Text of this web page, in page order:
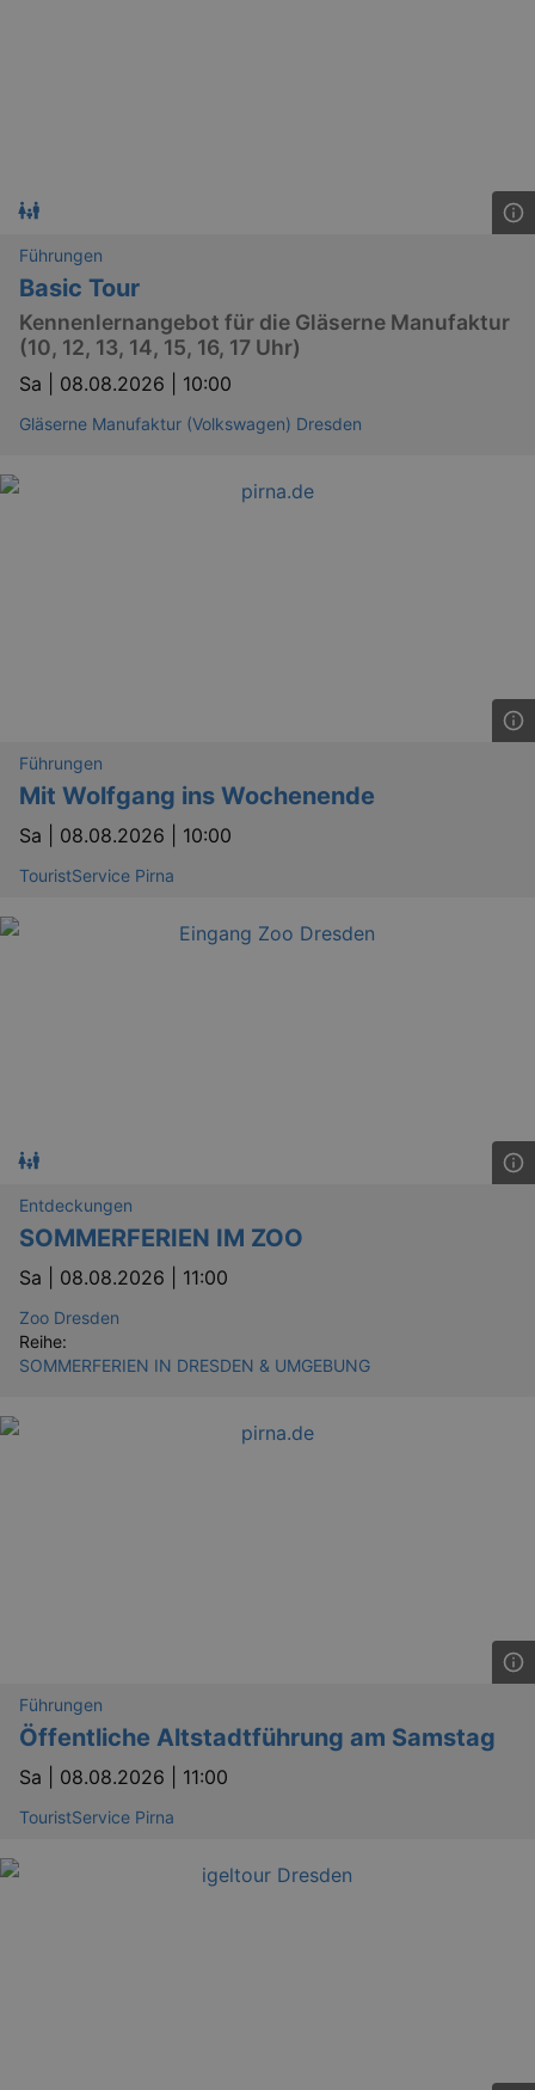
Führungen
Basic Tour
Kennenlernangebot für die Gläserne Manufaktur
(10, 12, 13, 14, 15, 16, 17 Uhr)
Sa | 08.08.2026 | 10:00
Gläserne Manufaktur (Volkswagen) Dresden
Führungen
Mit Wolfgang ins Wochenende
Sa | 08.08.2026 | 10:00
TouristService Pirna
Entdeckungen
SOMMERFERIEN IM ZOO
Sa | 08.08.2026 | 11:00
Zoo Dresden
Reihe:
SOMMERFERIEN IN DRESDEN & UMGEBUNG
Führungen
Öffentliche Altstadtführung am Samstag
Sa | 08.08.2026 | 11:00
TouristService Pirna